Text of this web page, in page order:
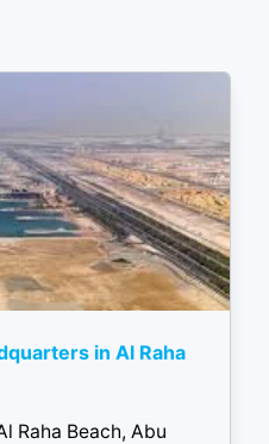
in Al Raha
Raha Beach, Abu